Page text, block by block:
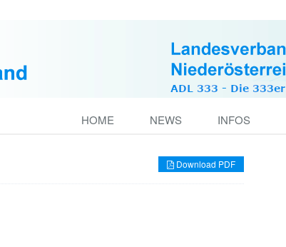
HOME NEWS INFOS
Download PDF